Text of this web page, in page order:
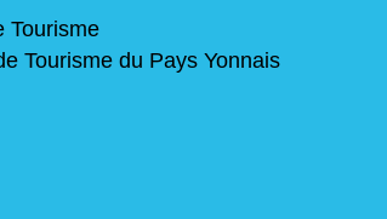
Tourisme
Tourisme du Pays Yonnais